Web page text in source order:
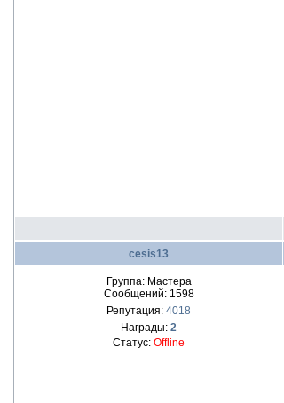
cesis13
Группа: Мастера
Сообщений: 1598
Репутация: 4018
Награды: 2
Статус: Offline